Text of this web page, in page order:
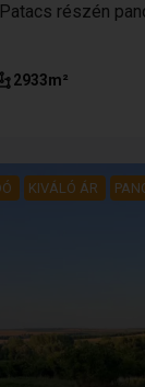
részén
2933m²
KIVÁLÓ ÁR